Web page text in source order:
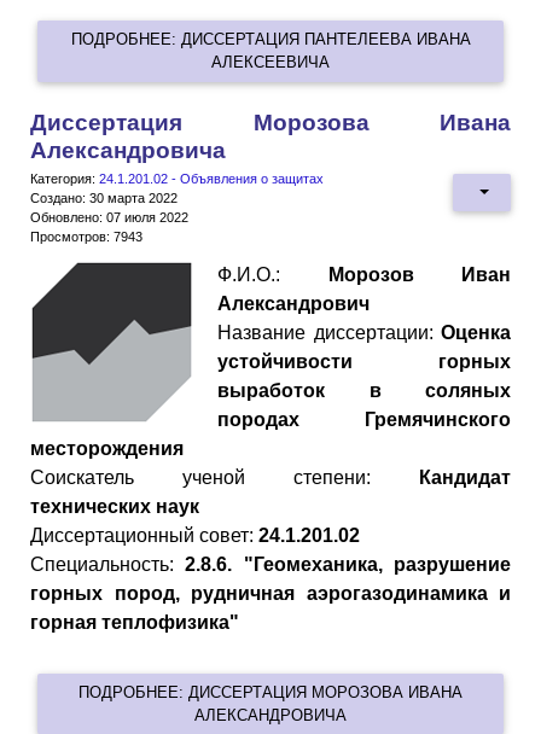
ПОДРОБНЕЕ: ДИССЕРТАЦИЯ ПАНТЕЛЕЕВА ИВАНА
АЛЕКСЕЕВИЧА
Диссертация Морозова Ивана
Александровича
Категория: 24.1.201.02 - Объявления о защитах
Создано: 30 марта 2022
Обновлено: 07 июля 2022
Просмотров: 7943
Ф.И.О.:
Морозов Иван
Александрович
Название диссертации: Оценка
устойчивости горных
выработок в соляных
породах Гремячинского
месторождения
Cоискатель ученой степени: Кандидат
технических наук
Диссертационный совет: 24.1.201.02
Специальность:2.8.6. "Геомеханика, разрушение
горных пород, рудничная аэрогазодинамика и
горная теплофизика"
ПОДРОБНЕЕ: ДИССЕРТАЦИЯ МОРОЗОВА ИВАНА
АЛЕКСАНДРОВИЧА